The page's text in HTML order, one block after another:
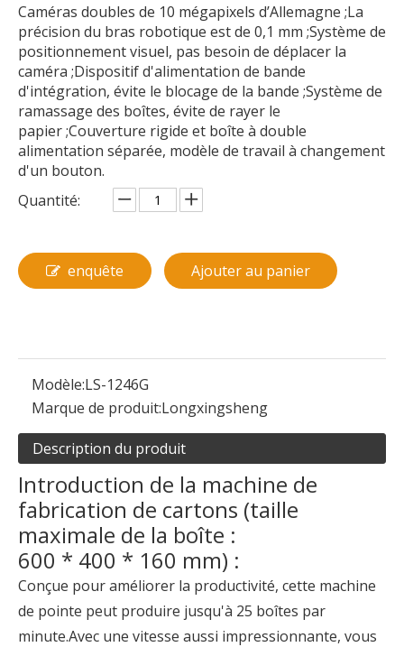
Caméras doubles de 10 mégapixels d’Allemagne ;La
précision du bras robotique est de 0,1 mm ;Système de
positionnement visuel, pas besoin de déplacer la
caméra ;Dispositif d'alimentation de bande
d'intégration, évite le blocage de la bande ;Système de
ramassage des boîtes, évite de rayer le
papier ;Couverture rigide et boîte à double
alimentation séparée, modèle de travail à changement
d'un bouton.
Quantité:
enquête Ajouter au panier
Modèle:LS-1246G
Marque de produit:Longxingsheng
Description du produit
Introduction de la machine de
fabrication de cartons (taille
maximale de la boîte :
600 * 400 * 160 mm) :
Conçue pour améliorer la productivité, cette machine
de pointe peut produire jusqu'à 25 boîtes par
minute.Avec une vitesse aussi impressionnante, vous